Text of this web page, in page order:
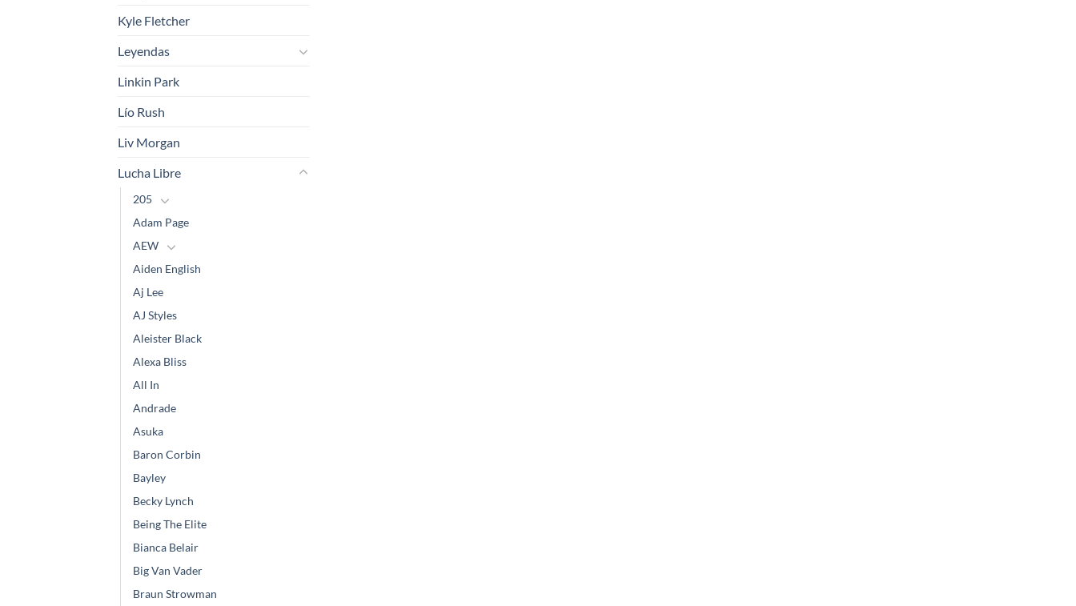
Kyle Fletcher
Leyendas
Linkin Park
Lío Rush
Liv Morgan
Lucha Libre
205
Adam Page
AEW
Aiden English
Aj Lee
AJ Styles
Aleister Black
Alexa Bliss
All In
Andrade
Asuka
Baron Corbin
Bayley
Becky Lynch
Being The Elite
Bianca Belair
Big Van Vader
Braun Strowman